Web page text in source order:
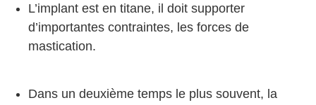
L’implant est en titane, il doit supporter
d’importantes contraintes, les forces de
mastication.
Dans un deuxième temps le plus souvent, la